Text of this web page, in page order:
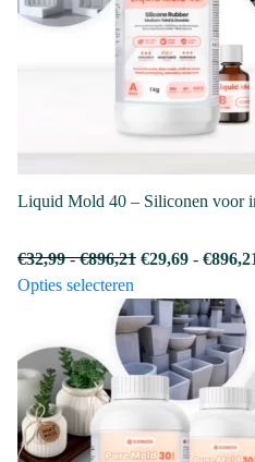
kan
gekozen
worden
op
Liquid Mold 40 – Siliconen voor
€32,99 - €896,21Prijsklasse:
€896,21
€29,69 - €
Opties selecteren
product
heeft
meerdere
variaties.
optie